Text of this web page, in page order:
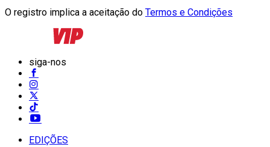
O registro implica a aceitação do Termos e Condições
siga-nos
EDIÇÕES